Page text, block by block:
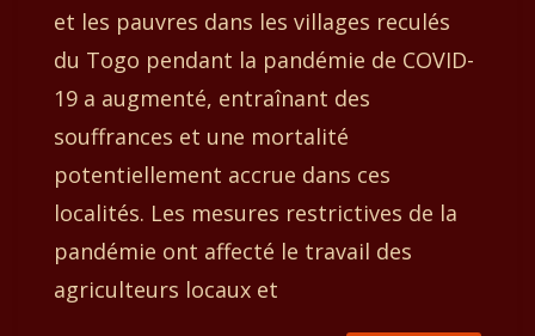
et les pauvres dans les villages reculés
du Togo pendant la pandémie de COVID-
19 a augmenté, entraînant des
souffrances et une mortalité
potentiellement accrue dans ces
localités. Les mesures restrictives de la
pandémie ont affecté le travail des
agriculteurs locaux et